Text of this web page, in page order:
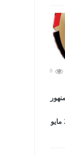
0
وتطوير...اليوم الأحد، 24 مايو